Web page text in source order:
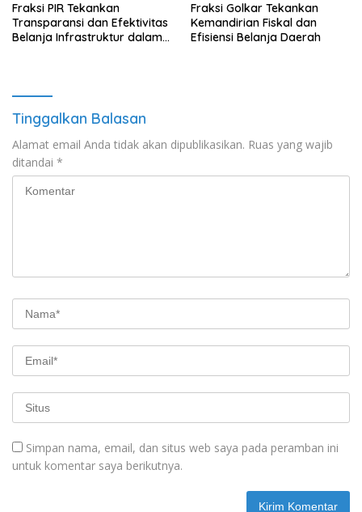
Fraksi PIR Tekankan
Transparansi dan Efektivitas
Belanja Infrastruktur dalam
Fraksi Golkar Tekankan
Kemandirian Fiskal dan
Efisiensi Belanja Daerah
Tinggalkan Balasan
Alamat email Anda tidak akan dipublikasikan. Ruas yang wajib
ditandai *
Simpan nama, email, dan situs web saya pada peramban ini
untuk komentar saya berikutnya.